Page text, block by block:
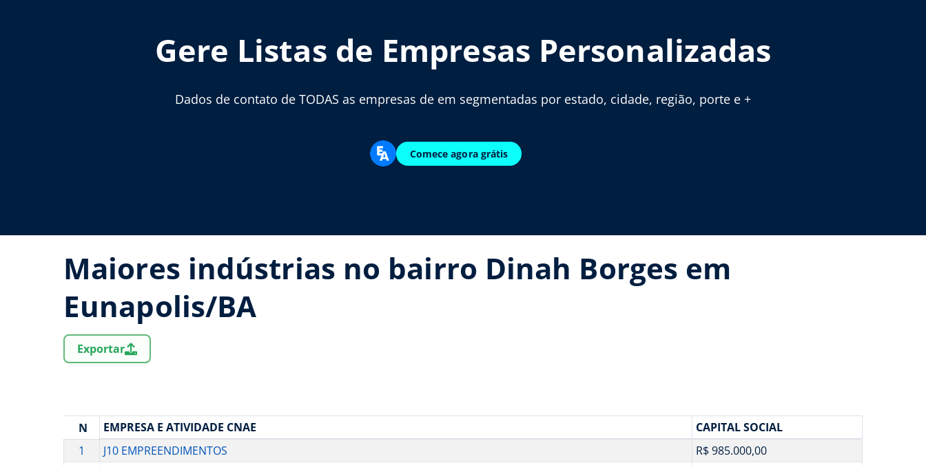
Gere Listas de Empresas Personalizadas
Dados de contato de TODAS as empresas de em segmentadas por estado, cidade, região, porte e +
Comece agora grátis
Maiores indústrias no bairro Dinah Borges em
Eunapolis/BA
Exportar
N EMPRESA E ATIVIDADE CNAE
CAPITAL SOCIAL
1
J10 EMPREENDIMENTOS
R$ 985.000,00